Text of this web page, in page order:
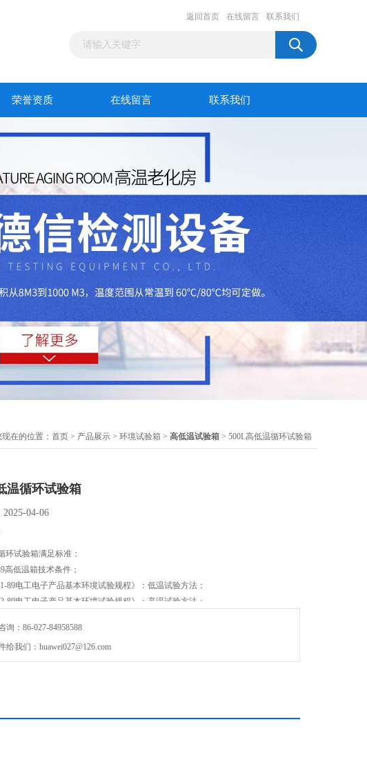
返回首页 在线留言 联系我们
荣誉资质 在线留言 联系我们
现在的位置： 首页 > 产品展示 > 环境试验箱 > 高低温试验箱 > 500L高低温循环试验箱
温循环试验箱
04-06
环试验箱满足标准：
高低温箱技术条件；
89电工电子产品基本环境试验规程》：低温试验方法；
89电工电子产品基本环境试验规程》：高温试验方法；
美军标
询：86-027-84958588
给我们：huawei027@126.com